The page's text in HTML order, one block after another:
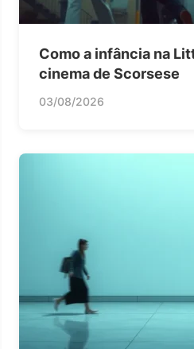
Como a infância na
cinema de Scorsese
03/08/2026